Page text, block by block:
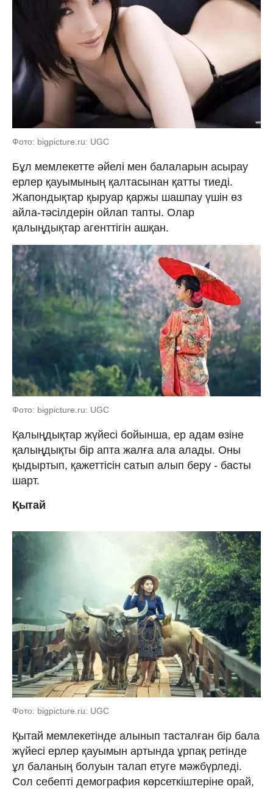
Фото: bigpicture.ru: UGC
Бұл мемлекетте әйелі мен балаларын асырау
ерлер қауымының қалтасынан қатты тиеді.
Жапондықтар қыруар қаржы шашпау үшін өз
айла-тәсілдерін ойлап тапты. Олар
қалыңдықтар агенттігін ашқан.
Фото: bigpicture.ru: UGC
Қалыңдықтар жүйесі бойынша, ер адам өзіне
қалыңдықты бір апта жалға ала алады. Оны
қыдыртып, қажеттісін сатып алып беру - басты
шарт.
Қытай
Фото: bigpicture.ru: UGC
Қытай мемлекетінде алынып тасталған бір бала
жүйесі ерлер қауымын артында ұрпақ ретінде
ұл баланың болуын талап етуге мәжбүрледі.
Сол себепті демография көрсеткіштеріне орай,